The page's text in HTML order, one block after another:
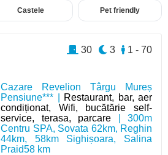
Castele Pet friendly
Cazare Revelion Târgu Mureș
Pensiune*** |
Restaurant, bar, aer
condiționat, Wifi, bucătărie self-
service, terasa, parcare | 300m
Centru SPA, Sovata 62km, Reghin
44km, 58km Sighișoara, Salina
Praid58 km
1 - 70
3
30